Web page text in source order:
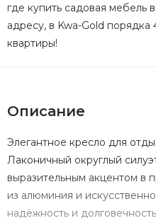
где купить садовая мебель
адресу, в Kwa-Gold
квартиры!
Описание
Элегантное кресло для
Лаконичный округлый
выразительным акцентом в
из алюминия и
надёжность и